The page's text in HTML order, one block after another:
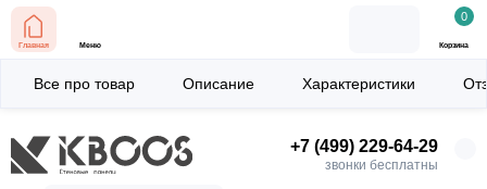
+7 (499) 229-64-29
звонки бесплатны
Главная Меню
0
Корзина
Все про товар Описание Характеристики